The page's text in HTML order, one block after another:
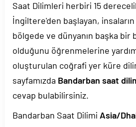
Saat Dilimleri herbiri 15
İngiltere'den başlayan,
bölgede ve dünyanın başka bir
olduğunu öğrenmelerine
oluşturulan coğrafi yer küre
sayfamızda Bandarban saat
cevap bulabilirsiniz.
Bandarban Saat Dilimi Asia/